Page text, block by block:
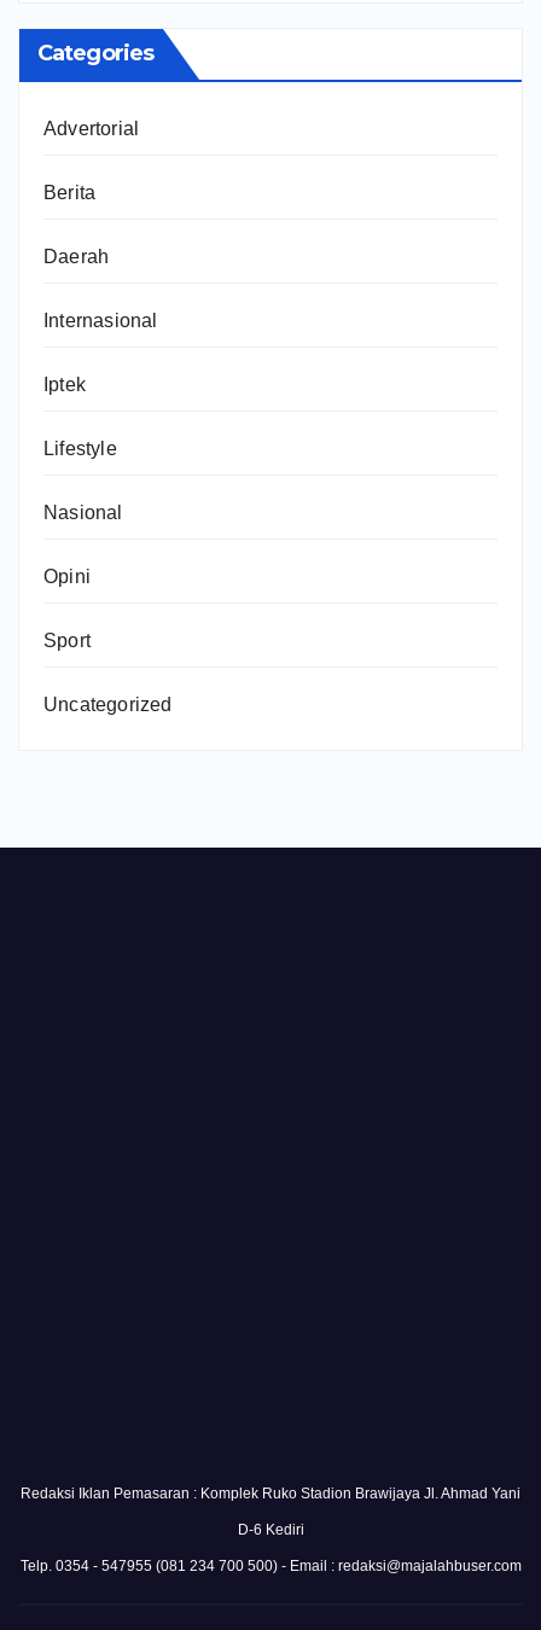
Categories
Advertorial
Berita
Daerah
Internasional
Iptek
Lifestyle
Nasional
Opini
Sport
Uncategorized
Redaksi Iklan Pemasaran : Komplek Ruko Stadion Brawijaya Jl. Ahmad Yani
D-6 Kediri
Telp. 0354 - 547955 (081 234 700 500) - Email : redaksi@majalahbuser.com